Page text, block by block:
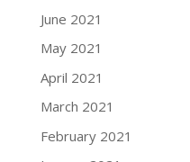
June 2021
May 2021
April 2021
March 2021
February 2021